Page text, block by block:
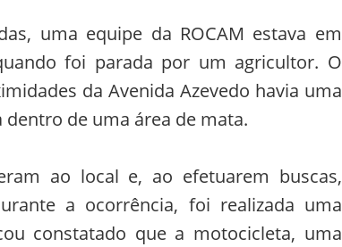
uma equipe da ROCAM estava em
foi parada por um agricultor. O
da Avenida Azevedo havia uma
de uma área de mata.
ao local e, ao efetuarem buscas,
a ocorrência, foi realizada uma
constatado que a motocicleta, uma